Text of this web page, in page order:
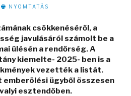
NYOMTATÁS
csökkenéséről, a
javulásáról számolt be a
ülésén a rendőrség. A
kiemelte- 2025- ben is a
vezették a listát.
ügyből összesen
esztendőben.